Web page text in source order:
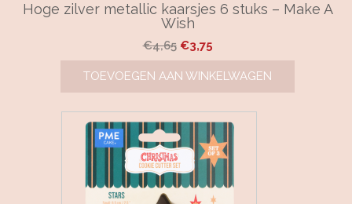
Hoge zilver metallic kaarsjes 6 stuks – Make A
Wish
€4,65 Oorspronkelijke
was:
€3,75Huidige
is:
TOEVOEGEN AAN WINKELWAGEN